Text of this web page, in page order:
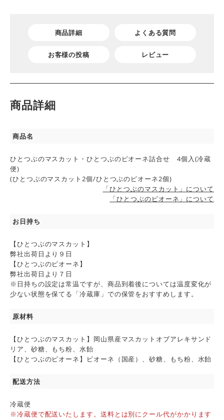
商品詳細 よくある質問
お客様の投稿 レビュー
商品詳細
商品名
ひとつぶのマスカット・ひとつぶのピオーネ詰合せ 4個入(冷蔵
便)
(ひとつぶのマスカット2個/ひとつぶのピオーネ2個)
「ひとつぶのマスカット」について
「ひとつぶのピオーネ」について
お日持ち
【ひとつぶのマスカット】
弊社出荷日より９日
【ひとつぶのピオーネ】
弊社出荷日より７日
※日持ちの設定は常温ですが、商品到着後については温度変化が
少ない状態を保てる「冷蔵庫」での保管をおすすめします。
原材料
【ひとつぶのマスカット】岡山県産マスカットオブアレキサンド
リア、砂糖、もち粉、水飴
【ひとつぶのピオーネ】ピオーネ（国産）、砂糖、もち粉、水飴
配送方法
冷蔵便
※冷蔵便で配送いたします。送料とは別にクール代がかかります